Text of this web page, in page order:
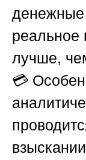
денежные
реальное
лучше,
💳